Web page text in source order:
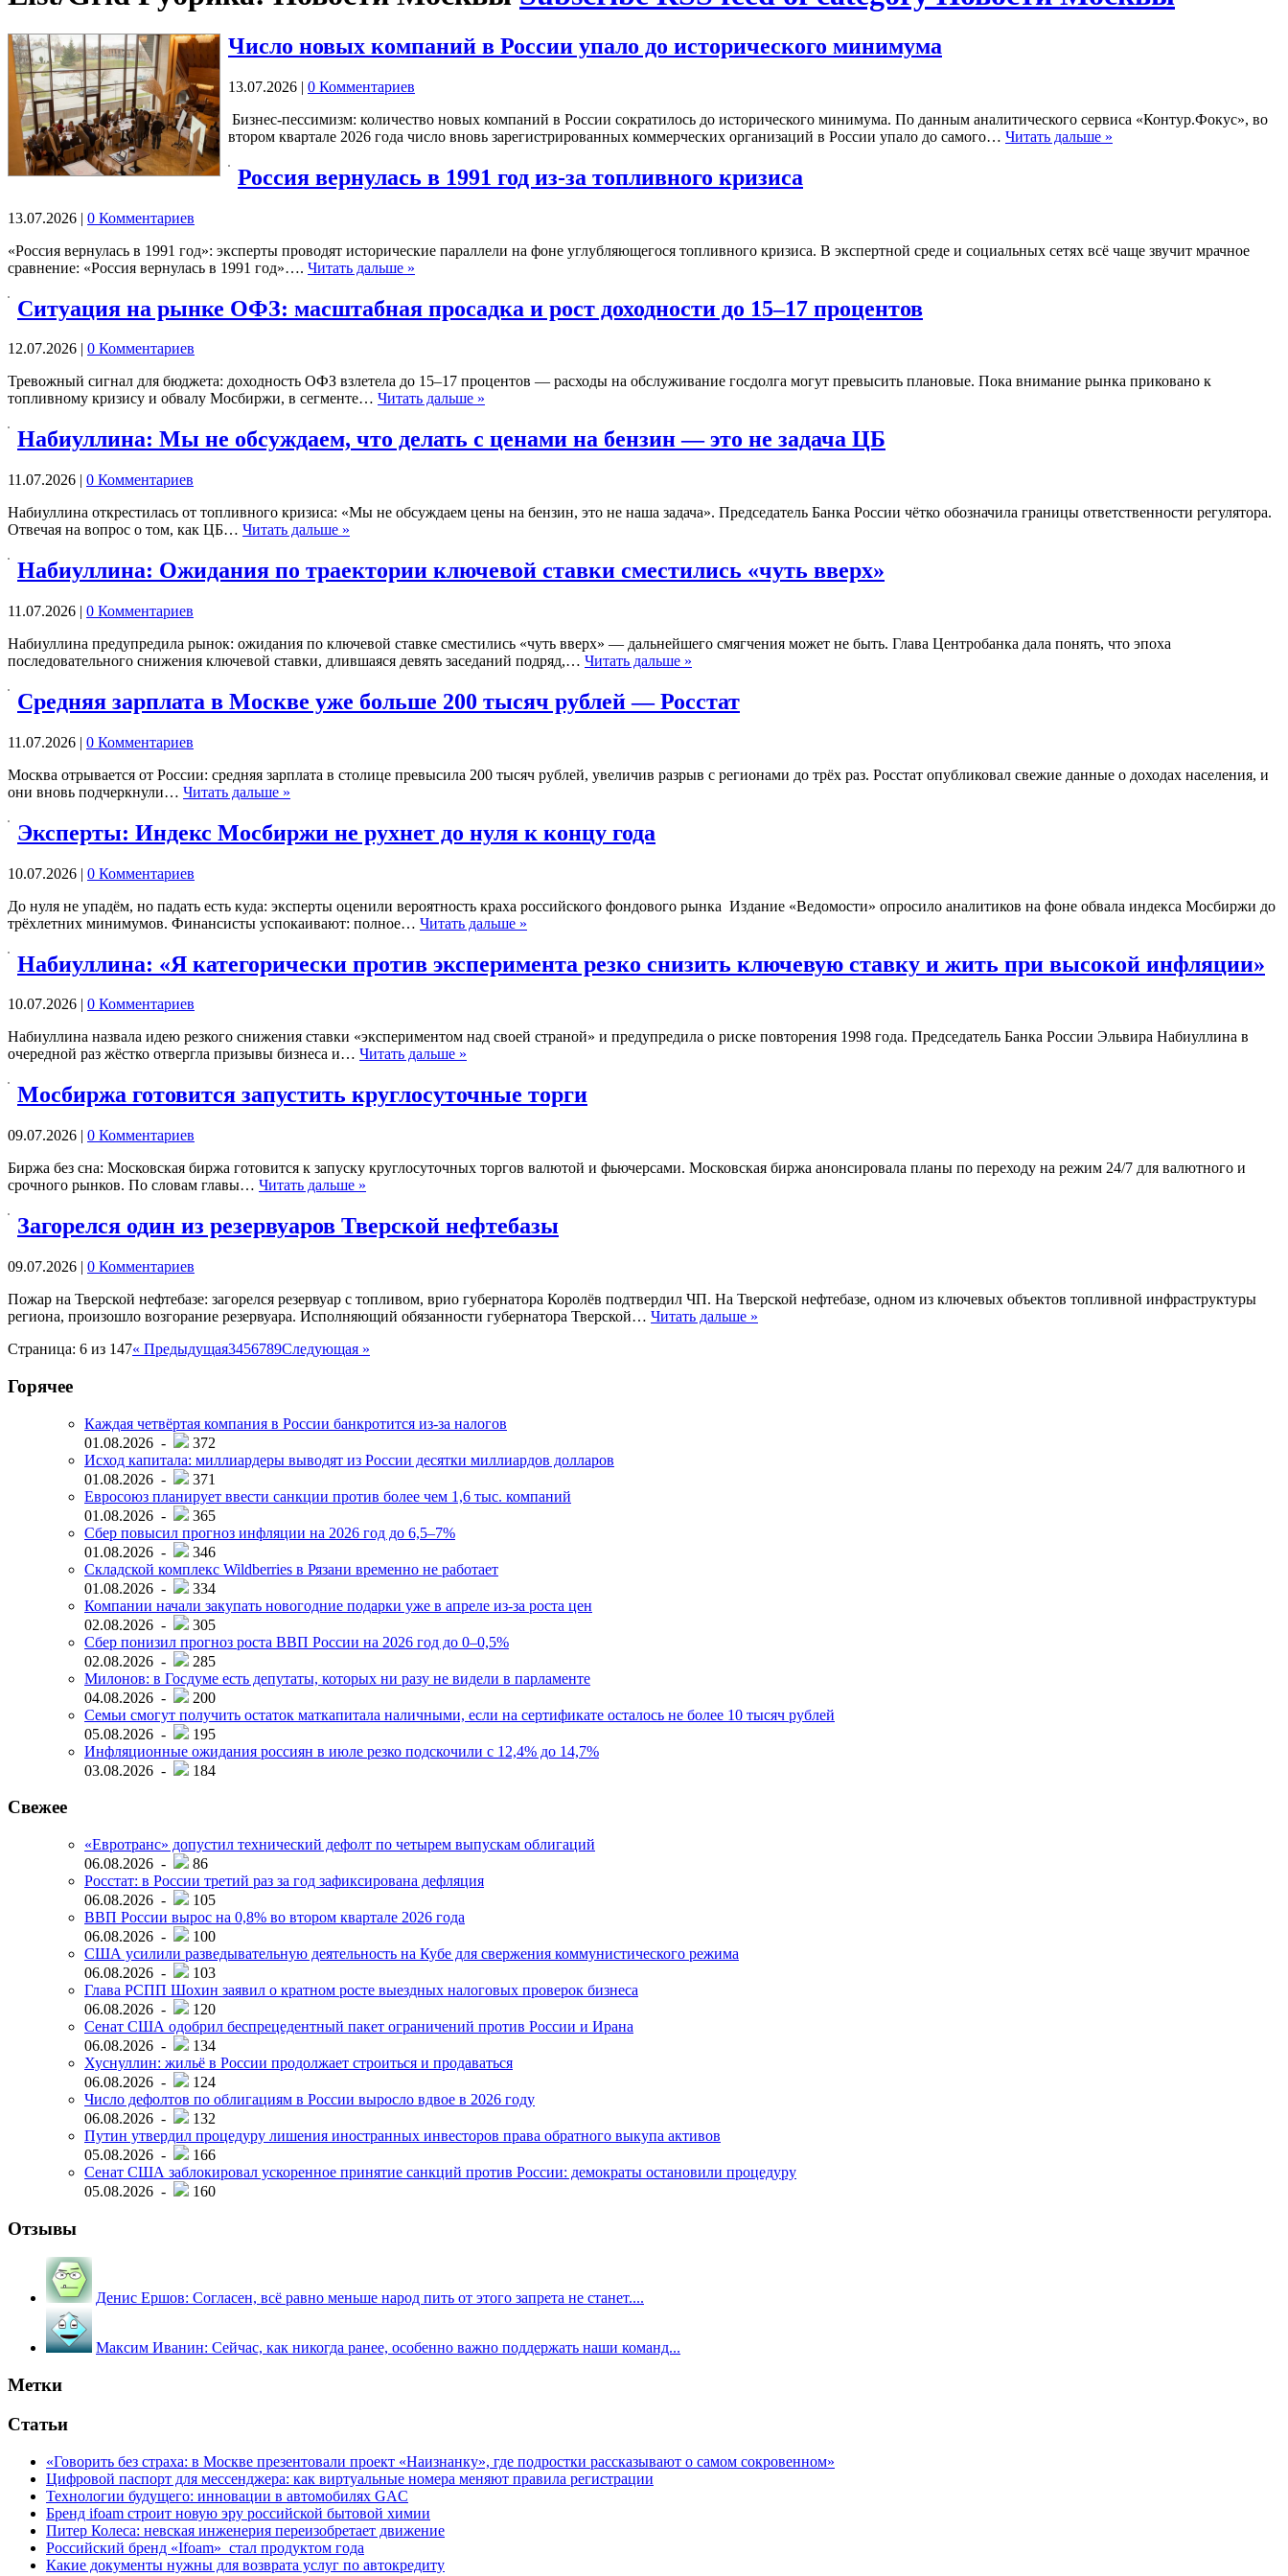
Число новых компаний в России упало до исторического минимума
13.07.2026 | 0 Комментариев
Бизнес-пессимизм: количество новых компаний в России сократилось до исторического минимума. По данным аналитического сервиса «Контур.Фокус», во
втором квартале 2026 года число вновь зарегистрированных коммерческих организаций в России упало до самого… Читать дальше »
Россия вернулась в 1991 год из-за топливного кризиса
13.07.2026 | 0 Комментариев
«Россия вернулась в 1991 год»: эксперты проводят исторические параллели на фоне углубляющегося топливного кризиса. В экспертной среде и социальных сетях всё чаще звучит мрачное
сравнение: «Россия вернулась в 1991 год»…. Читать дальше »
Ситуация на рынке ОФЗ: масштабная просадка и рост доходности до 15–17 процентов
12.07.2026 | 0 Комментариев
Тревожный сигнал для бюджета: доходность ОФЗ взлетела до 15–17 процентов — расходы на обслуживание госдолга могут превысить плановые. Пока внимание рынка приковано к
топливному кризису и обвалу Мосбиржи, в сегменте… Читать дальше »
Набиуллина: Мы не обсуждаем, что делать с ценами на бензин — это не задача ЦБ
11.07.2026 | 0 Комментариев
Набиуллина открестилась от топливного кризиса: «Мы не обсуждаем цены на бензин, это не наша задача». Председатель Банка России чётко обозначила границы ответственности регулятора.
Отвечая на вопрос о том, как ЦБ… Читать дальше »
Набиуллина: Ожидания по траектории ключевой ставки сместились «чуть вверх»
11.07.2026 | 0 Комментариев
Набиуллина предупредила рынок: ожидания по ключевой ставке сместились «чуть вверх» — дальнейшего смягчения может не быть. Глава Центробанка дала понять, что эпоха
последовательного снижения ключевой ставки, длившаяся девять заседаний подряд,… Читать дальше »
Средняя зарплата в Москве уже больше 200 тысяч рублей — Росстат
11.07.2026 | 0 Комментариев
Москва отрывается от России: средняя зарплата в столице превысила 200 тысяч рублей, увеличив разрыв с регионами до трёх раз. Росстат опубликовал свежие данные о доходах населения, и
они вновь подчеркнули… Читать дальше »
Эксперты: Индекс Мосбиржи не рухнет до нуля к концу года
10.07.2026 | 0 Комментариев
До нуля не упадём, но падать есть куда: эксперты оценили вероятность краха российского фондового рынка Издание «Ведомости» опросило аналитиков на фоне обвала индекса Мосбиржи до
трёхлетних минимумов. Финансисты успокаивают: полное… Читать дальше »
Набиуллина: «Я категорически против эксперимента резко снизить ключевую ставку и жить при высокой инфляции»
10.07.2026
0 Комментариев
Набиуллина назвала идею резкого снижения ставки «экспериментом над своей страной» и предупредила о риске повторения 1998 года. Председатель Банка России Эльвира Набиуллина в
очередной раз жёстко отвергла призывы бизнеса и… Читать дальше »
Мосбиржа готовится запустить круглосуточные торги
09.07.2026 | 0 Комментариев
Биржа без сна: Московская биржа готовится к запуску круглосуточных торгов валютой и фьючерсами. Московская биржа анонсировала планы по переходу на режим 24/7 для валютного и
срочного рынков. По словам главы… Читать дальше »
Загорелся один из резервуаров Тверской нефтебазы
09.07.2026 | 0 Комментариев
Пожар на Тверской нефтебазе: загорелся резервуар с топливом, врио губернатора Королёв подтвердил ЧП. На Тверской нефтебазе, одном из ключевых объектов топливной инфраструктуры
региона, произошло возгорание резервуара. Исполняющий обязанности губернатора Тверской… Читать дальше »
Страница: 6 из 147« Предыдущая3456789Следующая »
Горячее
Каждая четвёртая компания в России банкротится из-за налогов
01.08.2026 -
372
Исход капитала: миллиардеры выводят из России десятки миллиардов долларов
01.08.2026 -
371
Евросоюз планирует ввести санкции против более чем 1,6 тыс. компаний
01.08.2026 -
365
Сбер повысил прогноз инфляции на 2026 год до 6,5–7%
01.08.2026 -
346
Складской комплекс Wildberries в Рязани временно не работает
01.08.2026 -
334
Компании начали закупать новогодние подарки уже в апреле из-за роста цен
02.08.2026 -
305
Сбер понизил прогноз роста ВВП России на 2026 год до 0–0,5%
02.08.2026 -
285
Милонов: в Госдуме есть депутаты, которых ни разу не видели в парламенте
04.08.2026 -
200
Семьи смогут получить остаток маткапитала наличными, если на сертификате осталось не более 10 тысяч рублей
05.08.2026 -
195
Инфляционные ожидания россиян в июле резко подскочили с 12,4% до 14,7%
03.08.2026 -
184
Свежее
«Евротранс» допустил технический дефолт по четырем выпускам облигаций
06.08.2026 -
86
Росстат: в России третий раз за год зафиксирована дефляция
06.08.2026 -
105
ВВП России вырос на 0,8% во втором квартале 2026 года
06.08.2026 -
100
США усилили разведывательную деятельность на Кубе для свержения коммунистического режима
06.08.2026 -
103
Глава РСПП Шохин заявил о кратном росте выездных налоговых проверок бизнеса
06.08.2026 -
120
Сенат США одобрил беспрецедентный пакет ограничений против России и Ирана
06.08.2026 -
134
Хуснуллин: жильё в России продолжает строиться и продаваться
06.08.2026 -
124
Число дефолтов по облигациям в России выросло вдвое в 2026 году
06.08.2026 -
132
Путин утвердил процедуру лишения иностранных инвесторов права обратного выкупа активов
05.08.2026 -
166
Сенат США заблокировал ускоренное принятие санкций против России: демократы остановили процедуру
05.08.2026 -
160
Отзывы
Денис Ершов: Согласен, всё равно меньше народ пить от этого запрета не станет....
Максим Иванин: Сейчас, как никогда ранее, особенно важно поддержать наши команд...
Метки
Статьи
«Говорить без страха: в Москве презентовали проект «Наизнанку», где подростки рассказывают о самом сокровенном»
Цифровой паспорт для мессенджера: как виртуальные номера меняют правила регистрации
Технологии будущего: инновации в автомобилях GAC
Бренд ifoam строит новую эру российской бытовой химии
Питер Колеса: невская инженерия переизобретает движение
Российский бренд «Ifoam» стал продуктом года
Какие документы нужны для возврата услуг по автокредиту